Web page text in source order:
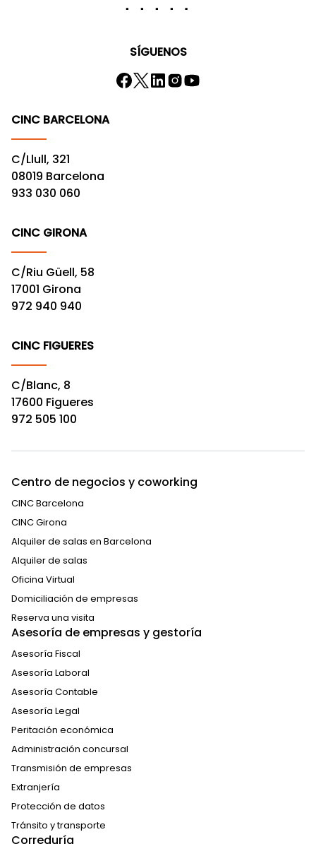
SÍGUENOS
CINC BARCELONA
C/Llull, 321
08019 Barcelona
933 030 060
CINC GIRONA
C/Riu Güell, 58
17001 Girona
972 940 940
CINC FIGUERES
C/Blanc, 8
17600 Figueres
972 505 100
Centro de negocios y coworking
CINC Barcelona
CINC Girona
Alquiler de salas en Barcelona
Alquiler de salas
Oficina Virtual
Domiciliación de empresas
Reserva una visita
Asesoría de empresas y gestoría
Asesoría Fiscal
Asesoría Laboral
Asesoría Contable
Asesoría Legal
Peritación económica
Administración concursal
Transmisión de empresas
Extranjería
Protección de datos
Tránsito y transporte
Correduría